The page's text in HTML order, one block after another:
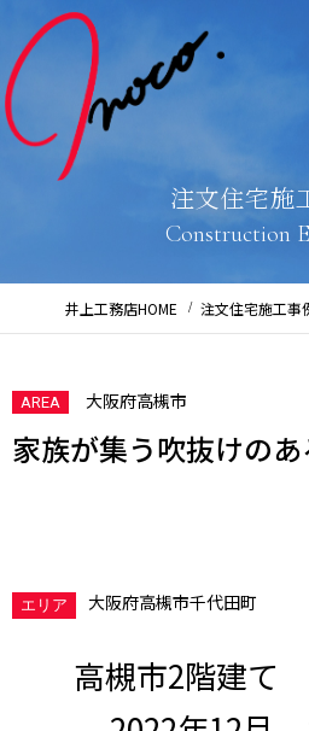
注文住宅施
Construction
井上工務店HOME 注文住宅施工事
AREA 大阪府高槻市
家族が集う吹抜けの
エリア 大阪府高槻市千代田町
高槻市2階建